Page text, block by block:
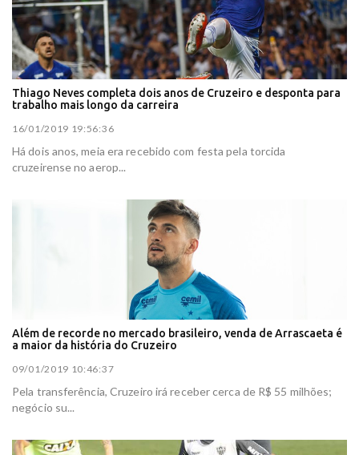
Thiago Neves completa dois anos de Cruzeiro e desponta para
trabalho mais longo da carreira
16/01/2019 19:56:36
Há dois anos, meia era recebido com festa pela torcida
cruzeirense no aerop...
Além de recorde no mercado brasileiro, venda de Arrascaeta é
a maior da história do Cruzeiro
09/01/2019 10:46:37
Pela transferência, Cruzeiro irá receber cerca de R$ 55 milhões;
negócio su...